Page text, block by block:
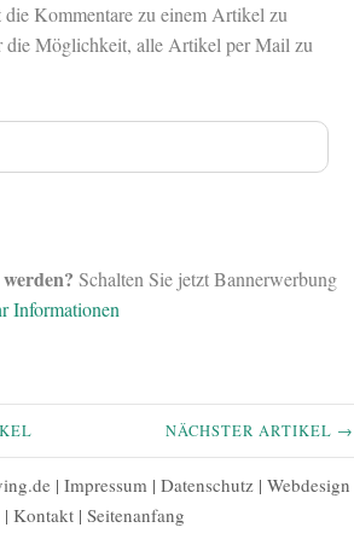
Kommentare zu einem Artikel zu
die Möglichkeit, alle Artikel per Mail zu
Schalten Sie jetzt Bannerwerbung
Informationen
NÄCHSTER ARTIKEL →
| Impressum | Datenschutz | Webdesign
| Kontakt | Seitenanfang